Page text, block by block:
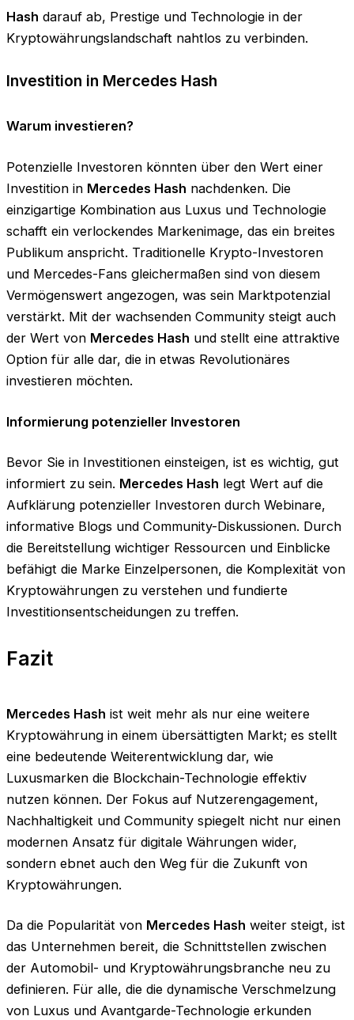
Hash darauf ab, Prestige und Technologie in der
Kryptowährungslandschaft nahtlos zu verbinden.
Investition in Mercedes Hash
Warum investieren?
Potenzielle Investoren könnten über den Wert einer
Investition in Mercedes Hash nachdenken. Die
einzigartige Kombination aus Luxus und Technologie
schafft ein verlockendes Markenimage, das ein breites
Publikum anspricht. Traditionelle Krypto-Investoren
und Mercedes-Fans gleichermaßen sind von diesem
Vermögenswert angezogen, was sein Marktpotenzial
verstärkt. Mit der wachsenden Community steigt auch
der Wert von Mercedes Hash und stellt eine attraktive
Option für alle dar, die in etwas Revolutionäres
investieren möchten.
Informierung potenzieller Investoren
Bevor Sie in Investitionen einsteigen, ist es wichtig, gut
informiert zu sein. Mercedes Hash legt Wert auf die
Aufklärung potenzieller Investoren durch Webinare,
informative Blogs und Community-Diskussionen. Durch
die Bereitstellung wichtiger Ressourcen und Einblicke
befähigt die Marke Einzelpersonen, die Komplexität von
Kryptowährungen zu verstehen und fundierte
Investitionsentscheidungen zu treffen.
Fazit
Mercedes Hash ist weit mehr als nur eine weitere
Kryptowährung in einem übersättigten Markt; es stellt
eine bedeutende Weiterentwicklung dar, wie
Luxusmarken die Blockchain-Technologie effektiv
nutzen können. Der Fokus auf Nutzerengagement,
Nachhaltigkeit und Community spiegelt nicht nur einen
modernen Ansatz für digitale Währungen wider,
sondern ebnet auch den Weg für die Zukunft von
Kryptowährungen.
Da die Popularität von Mercedes Hash weiter steigt, ist
das Unternehmen bereit, die Schnittstellen zwischen
der Automobil- und Kryptowährungsbranche neu zu
definieren. Für alle, die die dynamische Verschmelzung
von Luxus und Avantgarde-Technologie erkunden